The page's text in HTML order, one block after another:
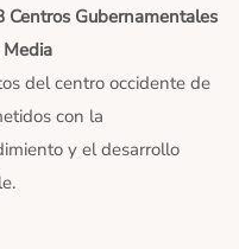
Centros Gubernamentales
del centro occidente de
con la
y el desarrollo